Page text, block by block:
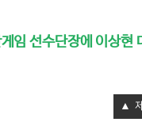
임 선수단장에 이상현